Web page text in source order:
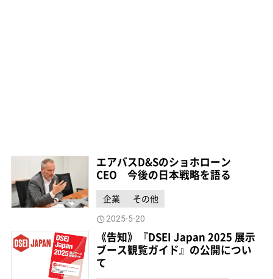
エアバスD&Sのショホローン
CEO 今後の日本戦略を語る
企業 その他
2025-5-20
《告知》『DSEI Japan 2025 展示
ブース観覧ガイド』の公開につい
て